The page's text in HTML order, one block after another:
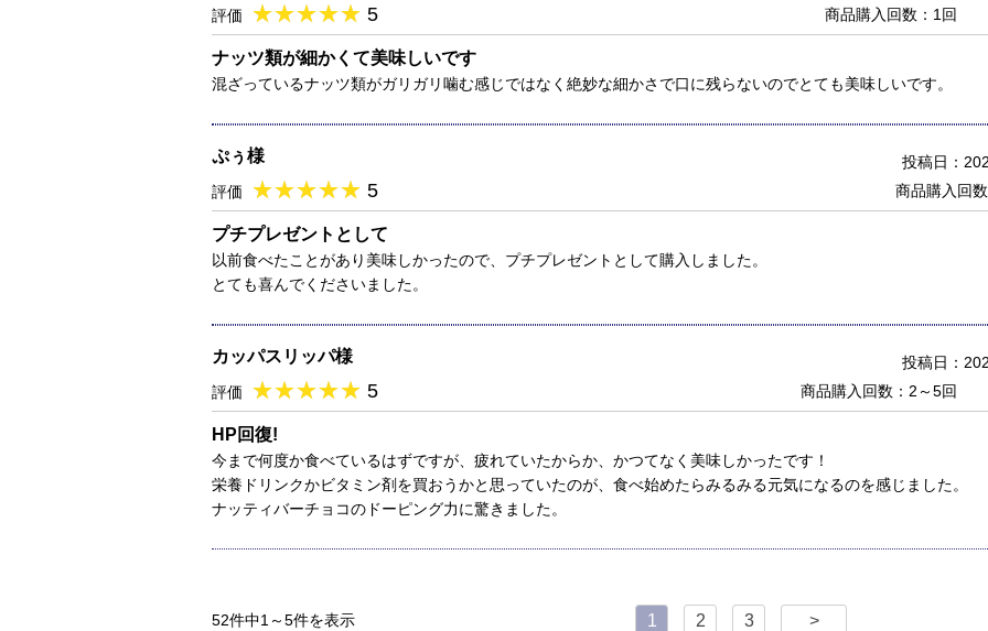
評価 ★★★★★
★★★★★ 5
商品購入回数：1回
ナッツ類が細かくて美味しいです
混ざっているナッツ類がガリガリ噛む感じではなく絶妙な細かさで口に残らないのでとても美味しいです。
ぷぅ様
評価 ★★★★★
★★★★★ 5
投稿日：
商品購入回
プチプレゼントとして
以前食べたことがあり美味しかったので、プチプレゼントとして購入しました。
とても喜んでくださいました。
カッパスリッパ様
評価 ★★★★★
★★★★★ 5
投稿日：
商品購入回数：2～5回
HP回復!
今まで何度か食べているはずですが、疲れていたからか、かつてなく美味しかったです！
栄養ドリンクかビタミン剤を買おうかと思っていたのが、食べ始めたらみるみる元気になるのを感じました。
ナッティバーチョコのドーピング力に驚きました。
52件中1～5件を表示 1 2 3 >